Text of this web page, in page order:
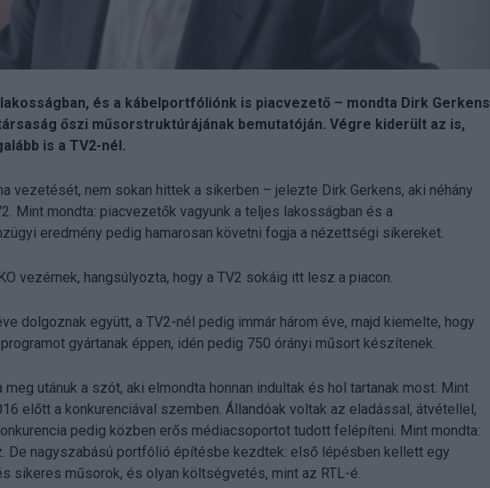
és a kábelportfóliónk is piacvezető – mondta Dirk Gerkens
őszi műsorstruktúrájának bemutatóján. Végre kiderült az is,
is a TV2-nél.
vezetését, nem sokan hittek a sikerben – jelezte Dirk Gerkens, aki néhány
Mint mondta: piacvezetők vagyunk a teljes lakosságban és a
eredmény pedig hamarosan követni fogja a nézettségi sikereket.
vezérnek, hangsúlyozta, hogy a TV2 sokáig itt lesz a piacon.
dolgoznak együtt, a TV2-nél pedig immár három éve, majd kiemelte, hogy
gyártanak éppen, idén pedig 750 órányi műsort készítenek.
utánuk a szót, aki elmondta honnan indultak és hol tartanak most. Mint
előtt a konkurenciával szemben. Állandóak voltak az eladással, átvétellel,
pedig közben erős médiacsoportot tudott felépíteni. Mint mondta:
De nagyszabású portfólió építésbe kezdtek: első lépésben kellett egy
sikeres műsorok, és olyan költségvetés, mint az RTL-é.